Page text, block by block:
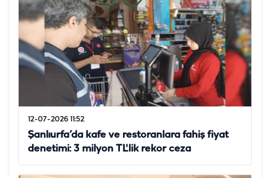
12-07-2026 11:52
Şanlıurfa’da kafe ve restoranlara fahiş fiyat
denetimi: 3 milyon TL'lik rekor ceza